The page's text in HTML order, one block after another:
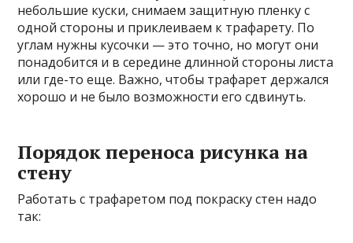
небольшие куски, снимаем защитную пленку с
одной стороны и приклеиваем к трафарету. По
углам нужны кусочки — это точно, но могут они
понадобится и в середине длинной стороны листа
или где-то еще. Важно, чтобы трафарет держался
хорошо и не было возможности его сдвинуть.
Порядок переноса рисунка на
стену
Работать с трафаретом под покраску стен надо
так: